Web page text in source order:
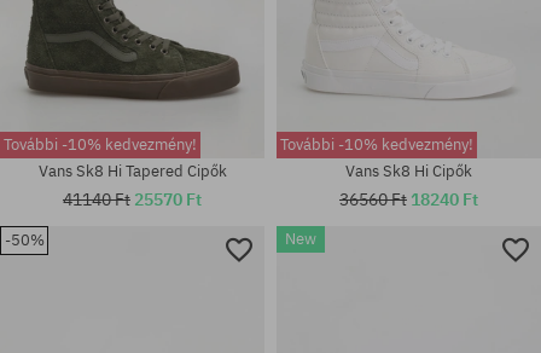
További -10% kedvezmény!
Vans Sk8 Hi Tapered Cipők
41140 Ft 25570 Ft
További -10% kedvezmény!
Vans Sk8 Hi Cipők
36560 Ft 18240 Ft
-50% New